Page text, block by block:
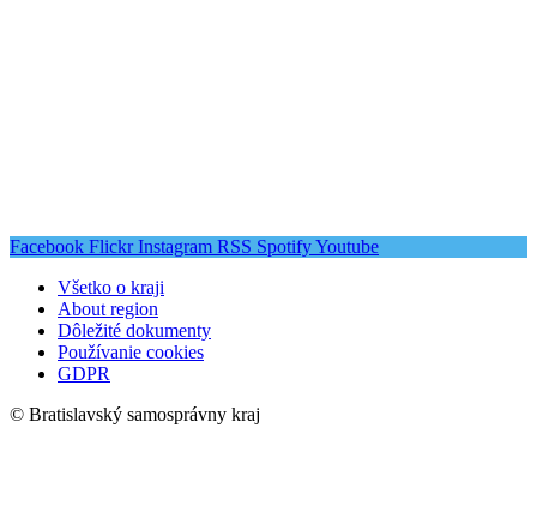
Facebook Flickr Instagram RSS SpotifyYoutube
Všetko o kraji
About region
Dôležité dokumenty
Používanie cookies
GDPR
© Bratislavský samosprávny kraj